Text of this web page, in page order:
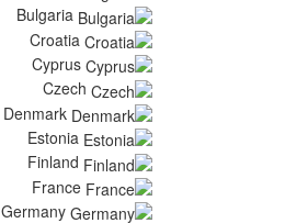
Bulgaria
Croatia
Cyprus
Czech
Denmark
Estonia
Finland
France
Germany